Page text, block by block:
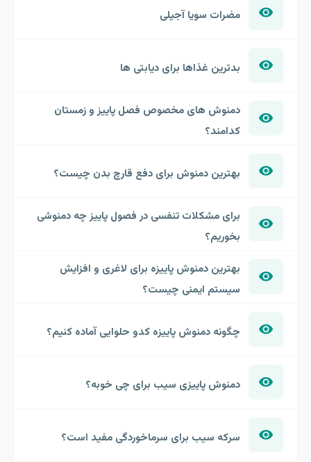
مضرات سویا آجیلی
بدترین غذاها برای دیابتی ها
دمنوش های مخصوص فصل پاییز و زمستان
کدامند؟
بهترین دمنوش برای دفع قارچ بدن چیست؟
برای مشکلات تنفسی در فصول پاییز چه دمنوشی
بخوریم؟
بهترین دمنوش پاییزه برای لاغری و افزایش
سیستم ایمنی چیست؟
چگونه دمنوش پاییزه کدو حلوایی آماده کنیم؟
دمنوش پاییزی سیب برای چی خوبه؟
سرکه سیب برای سرماخوردگی مفید است؟